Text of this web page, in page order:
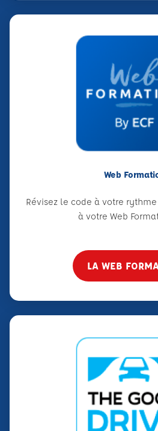
Web
Révisez le code à votre
à votre Web
LA WEB